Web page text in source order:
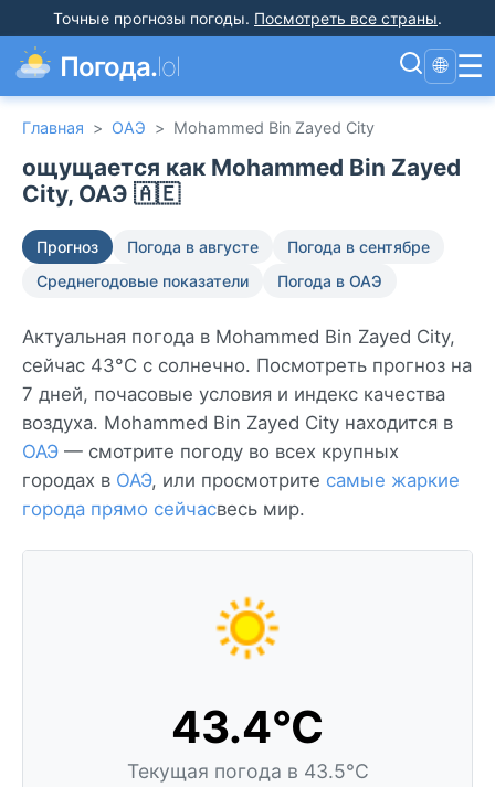
Точные прогнозы погоды. Посмотреть все страны.
Погода.lol 🌐 ☰
Главная > ОАЭ > Mohammed Bin Zayed City
ощущается как Mohammed Bin Zayed
City, ОАЭ 🇦🇪
Прогноз Погода в августе
Погода в сентябре
Среднегодовые показатели
Погода в ОАЭ
Актуальная погода в Mohammed Bin Zayed City,
сейчас 43°C с солнечно. Посмотреть прогноз на
7 дней, почасовые условия и индекс качества
воздуха. Mohammed Bin Zayed City находится в
ОАЭ — смотрите погоду во всех крупных
городах в ОАЭ, или просмотрите самые жаркие
города прямо сейчасвесь мир.
43.4°C
Текущая погода в 43.5°C